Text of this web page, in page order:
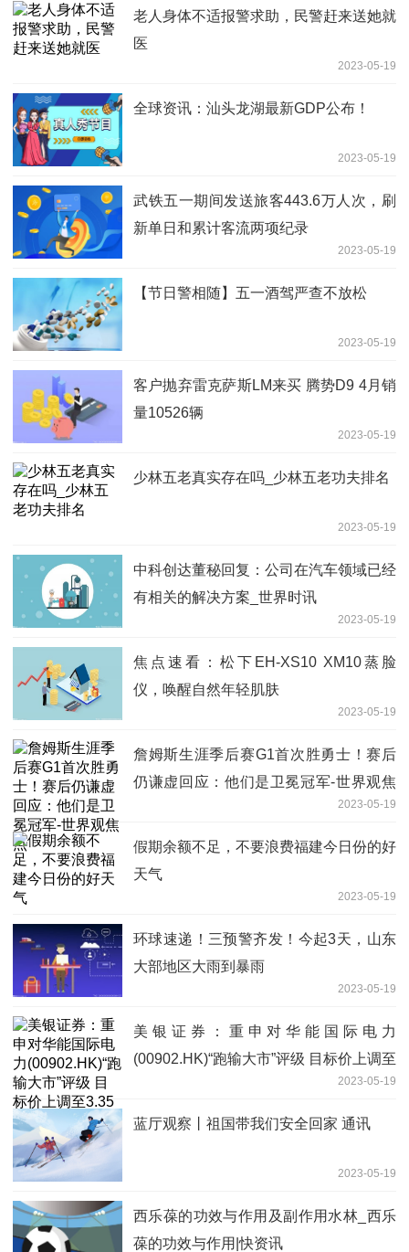
老人身体不适报警求助，民警赶来送她就
医
2023-05-19
全球资讯：汕头龙湖最新GDP公布！
2023-05-19
武铁五一期间发送旅客443.6万人次，刷
新单日和累计客流两项纪录
2023-05-19
【节日警相随】五一酒驾严查不放松
2023-05-19
客户抛弃雷克萨斯LM来买 腾势D9 4月销
量10526辆
2023-05-19
少林五老真实存在吗_少林五老功夫排名
2023-05-19
中科创达董秘回复：公司在汽车领域已经
有相关的解决方案_世界时讯
2023-05-19
焦点速看：松下EH-XS10 XM10蒸脸
仪，唤醒自然年轻肌肤
2023-05-19
詹姆斯生涯季后赛G1首次胜勇士！赛后
仍谦虚回应：他们是卫冕冠军-世界观焦
2023-05-19
假期余额不足，不要浪费福建今日份的好
天气
2023-05-19
环球速递！三预警齐发！今起3天，山东
大部地区大雨到暴雨
2023-05-19
美银证券：重申对华能国际电力
(00902.HK)“跑输大市”评级 目标价上调至
2023-05-19
蓝厅观察丨祖国带我们安全回家 通讯
2023-05-19
西乐葆的功效与作用及副作用水林_西乐
葆的功效与作用|快资讯